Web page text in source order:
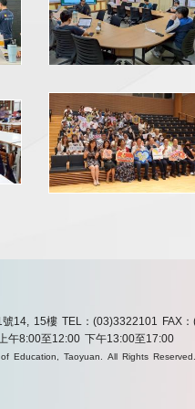
號14, 15樓 TEL：(03)3322101 FAX
午8:00至12:00 下午13:00至17:00
Education, Taoyuan. All Rights Reserved.